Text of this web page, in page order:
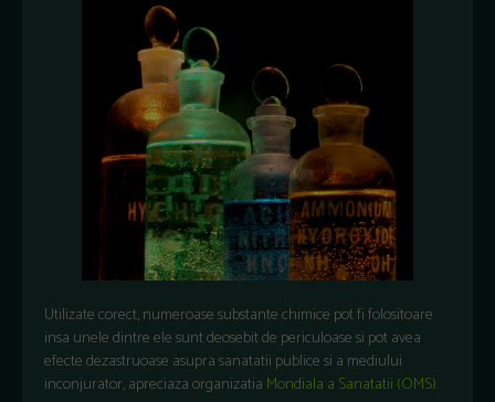
Utilizate corect, numeroase substante chimice pot fi folositoare
insa unele dintre ele sunt deosebit de periculoase si pot avea
efecte dezastruoase asupra sanatatii publice si a mediului
inconjurator, apreciaza organizatia Mondiala a Sanatatii (OMS).